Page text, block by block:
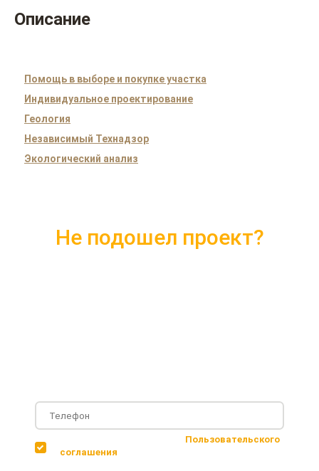
Описание
Помощь в выборе и покупке участка
Индивидуальное проектирование
Геология
Независимый Технадзор
Экологический анализ
Не подошел проект?
Пользовательского
соглашения